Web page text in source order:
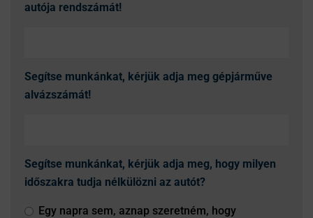
autója rendszámát!
Segítse munkánkat, kérjük adja meg gépjárműve
alvázszámát!
Segítse munkánkat, kérjük adja meg, hogy milyen
időszakra tudja nélkülözni az autót?
Egy napra sem, aznap szeretném, hogy